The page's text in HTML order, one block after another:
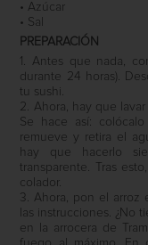
• Azúcar
• Sal
PREPARACIÓN
1. Antes que nada,
durante 24 horas).
tu sushi.
2. Ahora, hay que
Se hace así:
remueve y retira el
hay que hacerlo
transparente. Tras
colador.
3. Ahora, pon el arroz
las instrucciones. ¿No
en la arrocera de